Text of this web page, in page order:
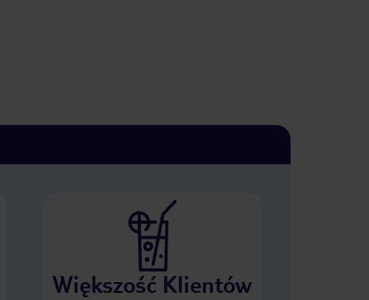
Większość Klientów